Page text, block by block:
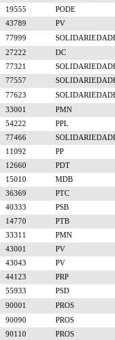
19555
PODE
43789
PV
77999
27222
DC
77321
77557
77623
33001
PMN
54222
PPL
77466
11092
PP
12660
PDT
15010
MDB
36369
PTC
40333
PSB
14770
PTB
33311
PMN
43001
PV
43043
PV
44123
PRP
55933
PSD
90001
PROS
90090
PROS
90110
PROS